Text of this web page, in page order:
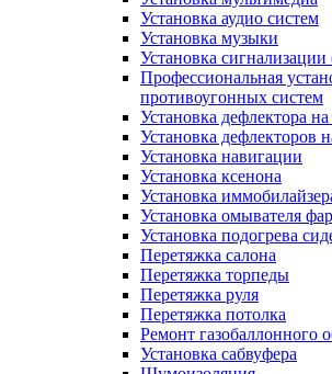
Установка аудио систем
Установка музыки
Установка сигнализации
Профессиональная
противоугонных систем
Установка дефлектора
Установка дефлекторов
Установка навигации
Установка ксенона
Установка
Установка омывателя фар
Установка подогрева
Перетяжка салона
Перетяжка торпеды
Перетяжка руля
Перетяжка потолка
Ремонт газобаллонного
Установка сабвуфера